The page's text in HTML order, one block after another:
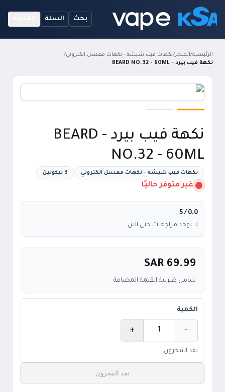
بحث السلة
الرئيسية/المتجر/نكهات فيب شيشة - نكهات معسل الكتروني/
نكهة فيب بيرد - BEARD NO.32 - 60ML
نكهة فيب بيرد - BEARD
NO.32 - 60ML
نكهات فيب شيشة - نكهات معسل الكتروني 3 نيكوتين
غير متوفر حاليًا
0.0
/ 5
لا توجد مراجعات حتى الآن
SAR 69.99
شامل ضريبة القيمة المضافة
الكمية
-
+
نفد المخزون
نفد المخزون